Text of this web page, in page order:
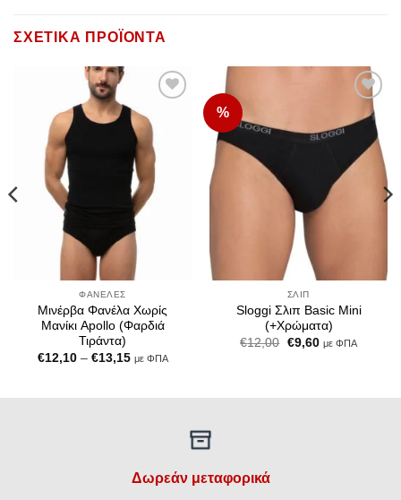
ΣΧΕΤΙΚΆ ΠΡΟΪΌΝΤΑ
Wishlist
ΦΑΝΈΛΕΣ
Μινέρβα Φανέλα Χωρίς
Μανίκι Apollo (Φαρδιά
Τιράντα)
€12,10 – €13,15Price
range:
με ΦΠΑ
%
Add to
Wishlist
ΣΛΙΠ
Sloggi Σλιπ Basic Mini
(+Χρώματα)
€12,00 Original
price
€9,60Η
τρέχουσα
με ΦΠΑ
Δωρεάν μεταφορικά